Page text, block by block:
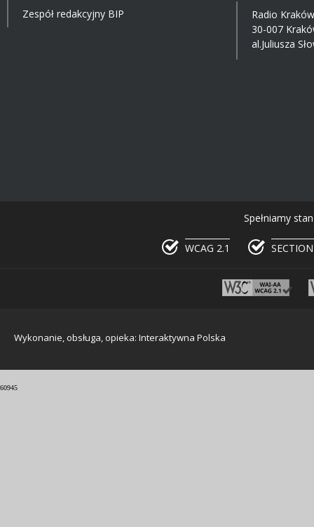
Zespół redakcyjny BIP
Radio
30-007
al.Juliusza
Spełniamy
WCAG 2.1
Wykonanie, obsługa, opieka: Interaktywna Polska
60945